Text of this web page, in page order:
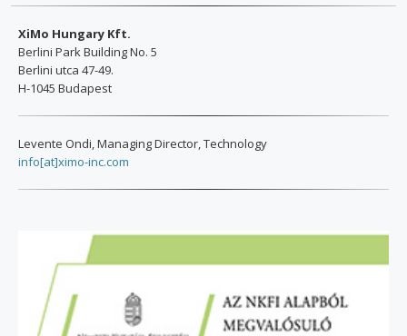
XiMo Hungary Kft.
Berlini Park Building No. 5
Berlini utca 47-49.
H-1045 Budapest
Levente Ondi, Managing Director, Technology
info[at]ximo-inc.com